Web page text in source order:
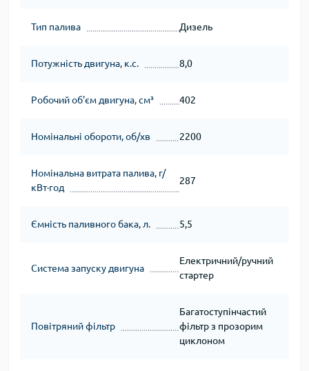
Тип палива Дизель
Потужність двигуна, к.с. 8,0
Робочий об'єм двигуна, см³ 402
Номінальні обороти, об/хв 2200
Номінальна витрата палива, г/
кВт∙год
287
Ємність паливного бака, л. 5,5
Система запуску двигуна
Електричний/ручний
стартер
Повітряний фільтр
Багатоступінчастий
фільтр з прозорим
циклоном